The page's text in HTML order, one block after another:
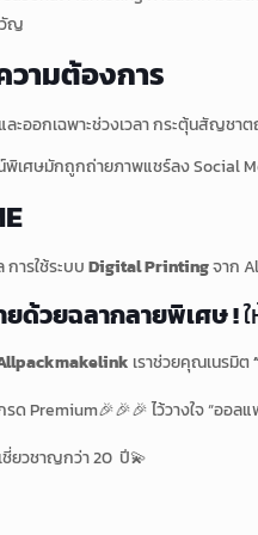
วัญ
วามต้องการ
ละออกเฉพาะช่วงเวลา กระตุ้นสัญช
พิเศษมักถูกถ่ายภาพแชร์ลง Social
การใช้ระบบDigital Printingจาก
ด้วยฉลากลายพิเศษ !
เราช่วยคุณเนรมิต
Premium🎉🎉🎉 ไว้วางใจ “ออล
ยวชาญกว่า 20 ปี💫